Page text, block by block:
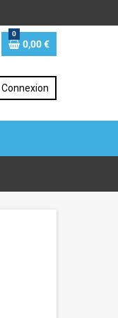
0
0,00 €
Connexion